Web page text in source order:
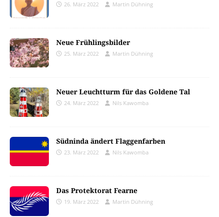
26. März 2022 Martin Dühning
Neue Frühlingsbilder
25. März 2022 Martin Dühning
Neuer Leuchtturm für das Goldene Tal
24. März 2022 Nils Kawomba
Südninda ändert Flaggenfarben
23. März 2022 Nils Kawomba
Das Protektorat Fearne
19. März 2022 Martin Dühning